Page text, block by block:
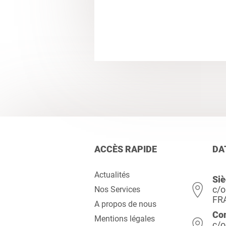
ACCÈS RAPIDE
Actualités
Nos Services
A propos de nous
Mentions légales
c/